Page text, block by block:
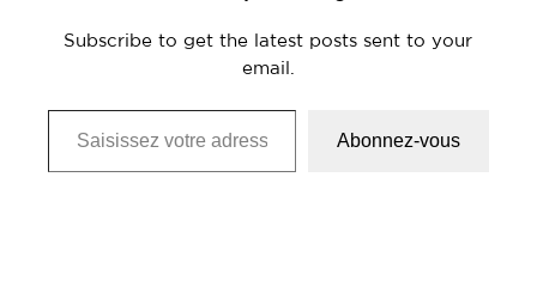
Subscribe to get the latest posts sent to your
email.
Saisissez votre adresse e-mail…
Abonnez-vous